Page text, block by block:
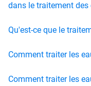
dans le traitement des
Qu'est-ce que le
Comment traiter les
Comment traiter les